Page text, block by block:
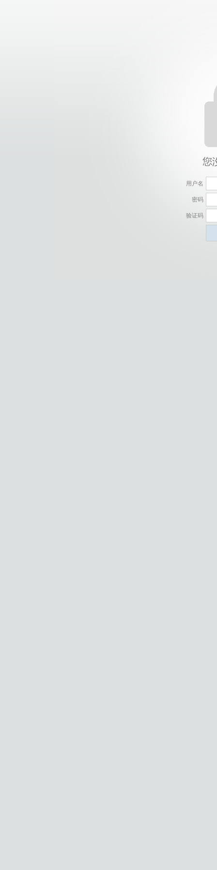
用户名
密码
验证码